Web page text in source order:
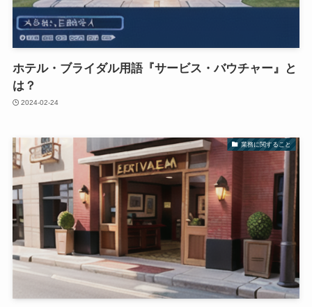
ホテル・ブライダル用語『サービス・バウチャー』と
は？
2024-02-24
業務に関すること